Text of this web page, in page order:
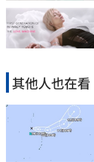
其他人也在看